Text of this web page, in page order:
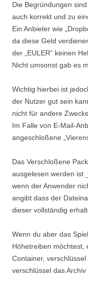
Die Begründungen
auch korrekt und zu
Ein Anbieter wie
da diese Geld
der „EULER“ keinen
Nicht umsonst gab es
Wichtig hierbei ist
der Nutzer gut sein
nicht für andere
Im Falle von E-Mail-
angeschloßene
Das Verschloßene
ausgelesen werden ist
wenn der Anwender
angibt dass der
dieser vollständig
Wenn du aber das
Höhetreiben möchtest,
Container,
verschlüssel das